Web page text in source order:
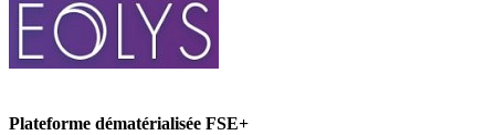
Plateforme dématérialisée FSE+